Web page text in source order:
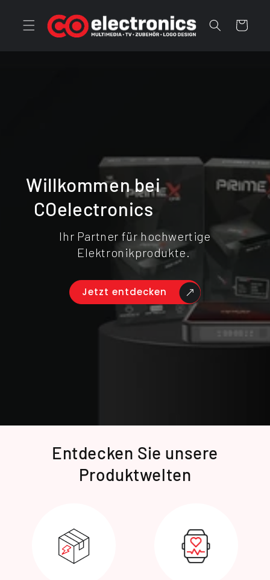
Inhalt
Warenkorb
Willkommen bei
COelectronics
Ihr Partner für hochwertige
Elektronikprodukte.
Jetzt entdecken
Entdecken Sie unsere
Produktwelten